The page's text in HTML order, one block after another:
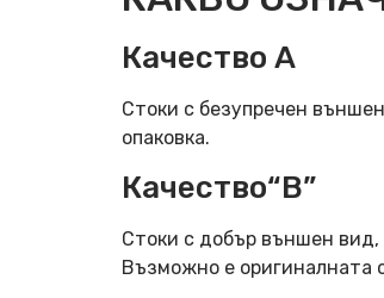
Качество А
Стоки с безупречен
опаковка.
Качество“B”
Стоки с добър външен вид,
Възможно е оригиналната